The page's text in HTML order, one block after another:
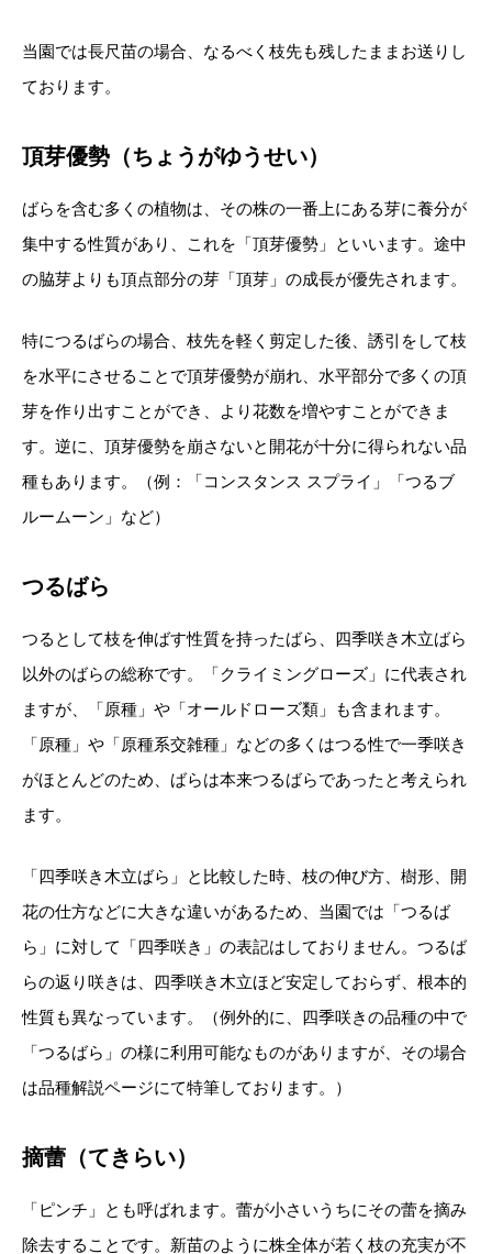
当園では長尺苗の場合、なるべく枝先も残したままお送りし
ております。
頂芽優勢（ちょうがゆうせい）
ばらを含む多くの植物は、その株の一番上にある芽に養分が
集中する性質があり、これを「頂芽優勢」といいます。途中
の脇芽よりも頂点部分の芽「頂芽」の成長が優先されます。
特につるばらの場合、枝先を軽く剪定した後、誘引をして枝
を水平にさせることで頂芽優勢が崩れ、水平部分で多くの頂
芽を作り出すことができ、より花数を増やすことができま
す。逆に、頂芽優勢を崩さないと開花が十分に得られない品
種もあります。（例：「コンスタンス スプライ」「つるブ
ルームーン」など）
つるばら
つるとして枝を伸ばす性質を持ったばら、四季咲き木立ばら
以外のばらの総称です。「クライミングローズ」に代表され
ますが、「原種」や「オールドローズ類」も含まれます。
「原種」や「原種系交雑種」などの多くはつる性で一季咲き
がほとんどのため、ばらは本来つるばらであったと考えられ
ます。
「四季咲き木立ばら」と比較した時、枝の伸び方、樹形、開
花の仕方などに大きな違いがあるため、当園では「つるば
ら」に対して「四季咲き」の表記はしておりません。つるば
らの返り咲きは、四季咲き木立ほど安定しておらず、根本的
性質も異なっています。（例外的に、四季咲きの品種の中で
「つるばら」の様に利用可能なものがありますが、その場合
は品種解説ページにて特筆しております。）
摘蕾（てきらい）
「ピンチ」とも呼ばれます。蕾が小さいうちにその蕾を摘み
除去することです。新苗のように株全体が若く枝の充実が不